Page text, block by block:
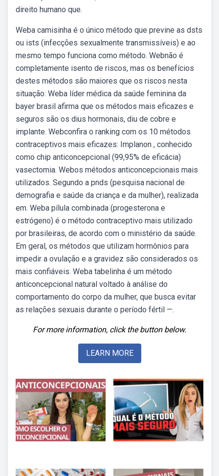
direito humano que.
Weba camisinha é o único método que previne as dsts
ou ists (infecções sexualmente transmissíveis) e ao
mesmo tempo funciona como método. Webnão é
completamente isento de riscos, mas os benefícios
destes métodos são maiores que os riscos nesta
situação: Weba líder médica da saúde feminina da
bayer brasil afirma que os métodos mais eficazes e
seguros são os dius hormonais, diu de cobre e
implante. Webconfira o ranking com os 10 métodos
contraceptivos mais eficazes: Implanon , conhecido
como chip anticoncepcional (99,95% de eficácia)
vasectomia. Webos métodos anticoncepcionais mais
utilizados. Segundo a pnds (pesquisa nacional de
demografia e saúde da criança e da mulher), realizada
em. Weba pílula combinada (progesterona e
estrógeno) é o método contraceptivo mais utilizado
por brasileiras, de acordo com o ministério da saúde.
Em geral, os métodos que utilizam hormônios para
impedir a ovulação e a gravidez são considerados os
mais confiáveis. Weba tabelinha é um método
anticoncepcional natural voltado à análise do
comportamento do corpo da mulher, que busca evitar
as relações sexuais durante o período fértil —.
For more information, click the button below.
LEARN MORE